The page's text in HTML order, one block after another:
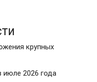
крупных
2026 года